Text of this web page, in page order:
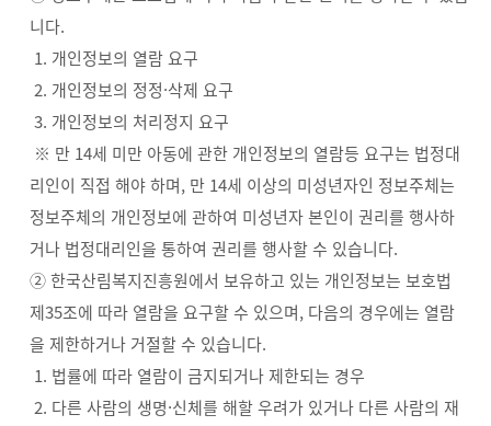
니다.
1. 개인정보의 열람 요구
2. 개인정보의 정정·삭제 요구
3. 개인정보의 처리정지 요구
※ 만 14세 미만 아동에 관한 개인정보의 열람등 요구는 법정대
리인이 직접 해야 하며, 만 14세 이상의 미성년자인 정보주체는
정보주체의 개인정보에 관하여 미성년자 본인이 권리를 행사하
거나 법정대리인을 통하여 권리를 행사할 수 있습니다.
② 한국산림복지진흥원에서 보유하고 있는 개인정보는 보호법
제35조에 따라 열람을 요구할 수 있으며, 다음의 경우에는 열람
을 제한하거나 거절할 수 있습니다.
1. 법률에 따라 열람이 금지되거나 제한되는 경우
2. 다른 사람의 생명·신체를 해할 우려가 있거나 다른 사람의 재